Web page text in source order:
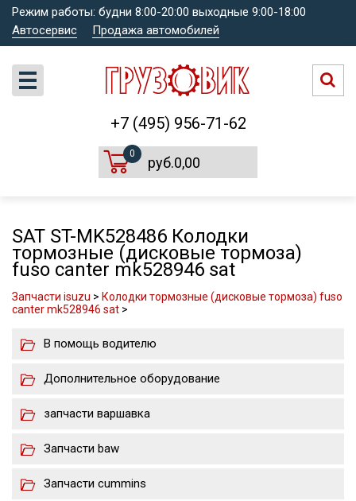
Режим работы: будни 8:00-20:00 выходные 9:00-18:00
Автосервис
Продажа автомобилей
+7 (495) 956-71-62
0
руб.0,00
SAT ST-MK528486 Колодки
тормозные (дисковые тормоза)
fuso canter mk528946 sat
Запчасти isuzu > Колодки тормозные (дисковые тормоза) fuso
canter mk528946 sat >
В помощь водителю
Дополнительное оборудование
запчасти варшавка
Запчасти baw
Запчасти cummins